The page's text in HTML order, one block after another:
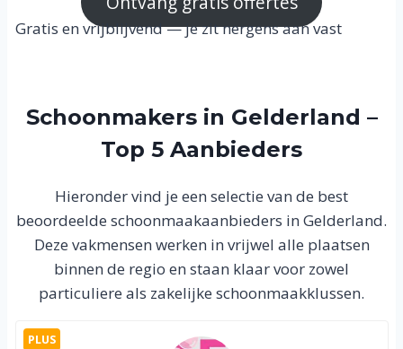
Gratis en vrijblijvend — je zit nergens aan vast
Schoonmakers in Gelderland –
Top 5 Aanbieders
Hieronder vind je een selectie van de best
beoordeelde schoonmaakaanbieders in Gelderland.
Deze vakmensen werken in vrijwel alle plaatsen
binnen de regio en staan klaar voor zowel
particuliere als zakelijke schoonmaakklussen.
PLUS